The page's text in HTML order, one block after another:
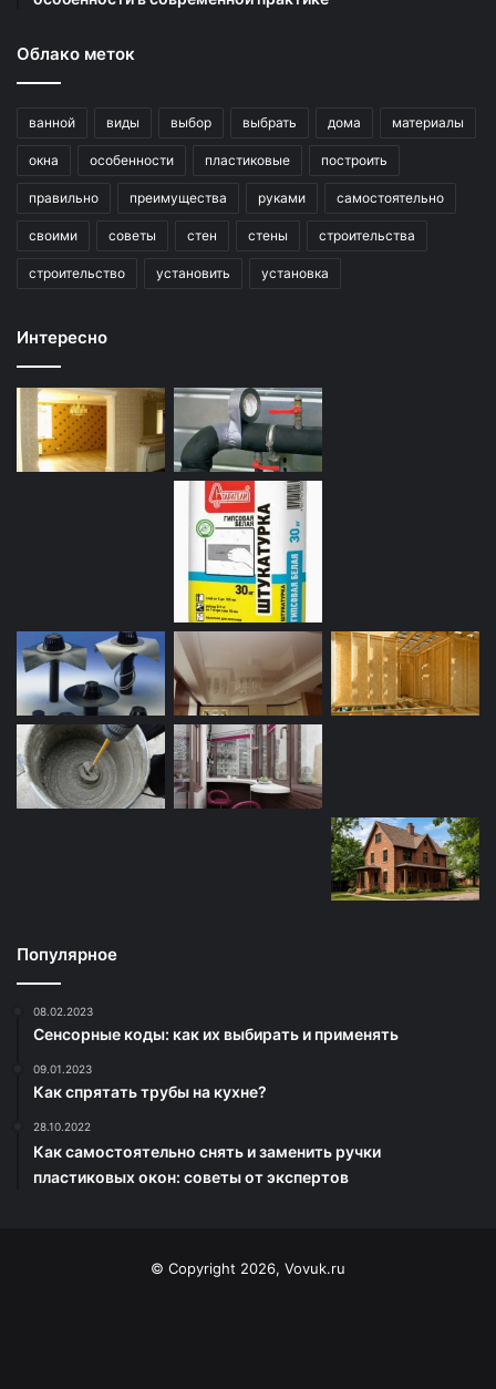
Облако меток
ванной виды выбор выбрать дома материалы
окна особенности пластиковые построить
правильно преимущества руками самостоятельно
своими советы стен стены строительства
строительство установить установка
Интересно
Популярное
08.02.2023
Сенсорные коды: как их выбирать и применять
09.01.2023
Как спрятать трубы на кухне?
28.10.2022
Как самостоятельно снять и заменить ручки
пластиковых окон: советы от экспертов
© Copyright 2026, Vovuk.ru